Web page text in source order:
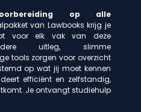
op alle
van Lawbooks krijg je
voor elk vak van deze
uitleg, slimme
tools zorgen voor overzicht
op wat jij moet kennen
efficiënt en zelfstandig,
Je ontvangt studiehulp